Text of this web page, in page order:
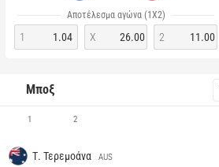
Αποτέλεσμα αγώνα (1Χ2)
1 1.04 X 26.00 2 11.00
Μποξ
1 2
Τ. Τερεμοάνα AUS